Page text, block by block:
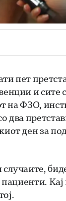
пет
и сите
на ФЗО,
два
ден за